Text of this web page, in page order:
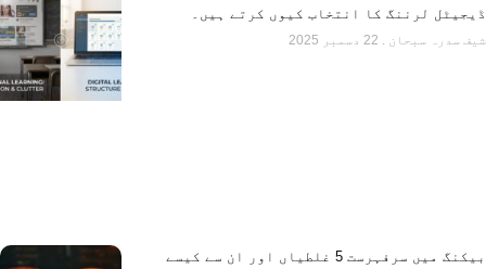
ڈیجیٹل لرننگ کا انتخاب کیوں کرتے ہیں۔
شیف سدرہ سبحان
بیکنگ میں سرفہرست 5 غلطیاں اور ان سے کیسے